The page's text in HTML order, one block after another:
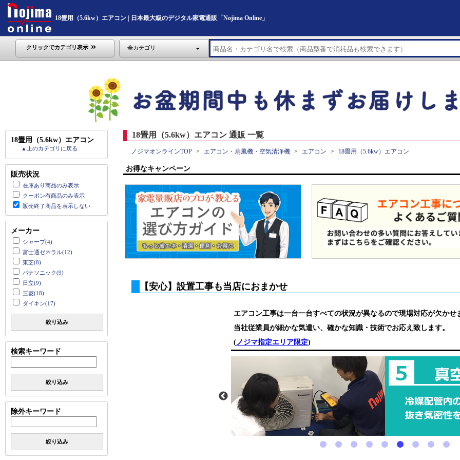
18畳用（5.6kw）エアコン | 日本最大級のデジタル家電通販「Nojima Online」
クリックでカテゴリ表示 全カテゴリ
18畳用（5.6kw）エアコン
▲上のカテゴリに戻る
販売状況
在庫あり商品のみ表示
クーポン有商品のみ表示
販売終了商品を表示しない
メーカー
シャープ(4)
富士通ゼネラル(12)
東芝(8)
パナソニック(9)
日立(9)
三菱(18)
ダイキン(17)
絞り込み
検索キーワード
絞り込み
除外キーワード
絞り込み
18畳用（5.6kw）エアコン 通販 一覧
ノジマオンラインTOP エアコン・扇風機・空気清浄機 エアコン 18畳用（5.6kw）エアコン
お得なキャンペーン
【安心】設置工事も当店におまかせ
エアコン工事は一台一台すべての状況が異なるので現場対応が欠かせ
当社従業員が細かな気遣い、確かな知識・技術でお応え致します。
(ノジマ指定エリア限定)